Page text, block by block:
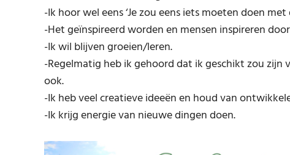
-Ik hoor wel eens ‘Je zou eens iets moeten doen met
-Het geïnspireerd worden en mensen inspireren
-Ik wil blijven groeien/leren.
-Regelmatig heb ik gehoord dat ik geschikt zou
ook.
-Ik heb veel creatieve ideeën en houd van
-Ik krijg energie van nieuwe dingen doen.